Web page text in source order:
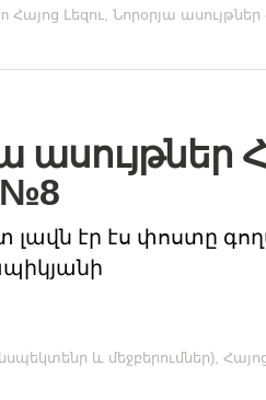
in Հայոց Լեզու, Նորօրյա
ասույթներ
էր էս փոստը
և մեջբերումներ),